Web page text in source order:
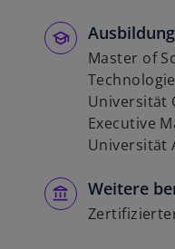
t
e
r
k
a
r
e
g
Master of
Universität
Executive
Universität
Weitere